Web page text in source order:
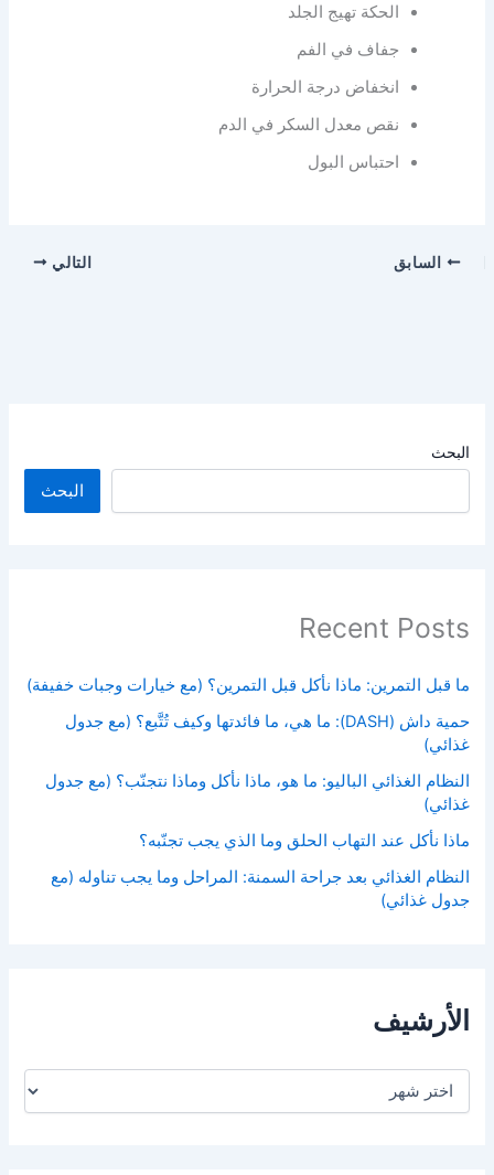
البحث
البحث
Recent Posts
ما قبل التمرين: ماذا نأكل قبل التمرين؟ (مع خيارات وجبات خفيفة)
حمية داش (DASH): ما هي، ما فائدتها وكيف تُتَّبع؟ (مع جدول
غذائي)
النظام الغذائي الباليو: ما هو، ماذا نأكل وماذا نتجنّب؟ (مع جدول
غذائي)
ماذا نأكل عند التهاب الحلق وما الذي يجب تجنّبه؟
النظام الغذائي بعد جراحة السمنة: المراحل وما يجب تناوله (مع
جدول غذائي)
الأرشيف
الحكة تهيج الجلد
جفاف في الفم
انخفاض درجة الحرارة
نقص معدل السكر في الدم
احتباس البول
السابق التالي